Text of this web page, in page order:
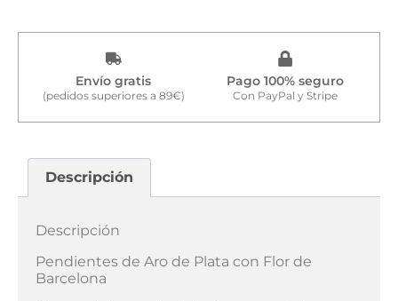
Envío gratis
(pedidos superiores a 89€)
Pago 100% seguro
Con PayPal y Stripe
Descripción
Descripción
Pendientes de Aro de Plata con Flor de
Barcelona